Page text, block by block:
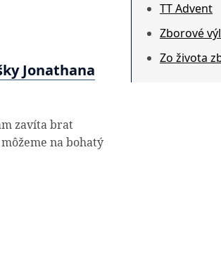
Jonathana
zavíta brat
na bohatý
TT Advent
Zborové
Zo života